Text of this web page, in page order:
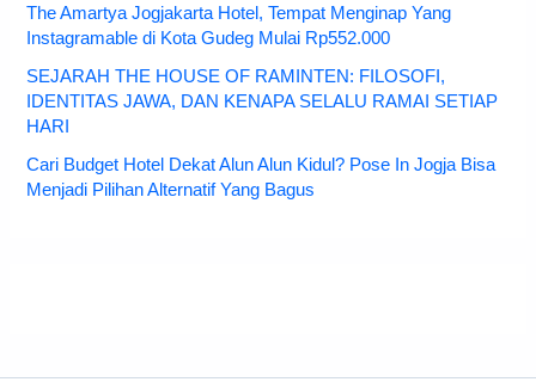
The Amartya Jogjakarta Hotel, Tempat Menginap Yang
Instagramable di Kota Gudeg Mulai Rp552.000
SEJARAH THE HOUSE OF RAMINTEN: FILOSOFI,
IDENTITAS JAWA, DAN KENAPA SELALU RAMAI SETIAP
HARI
Cari Budget Hotel Dekat Alun Alun Kidul? Pose In Jogja Bisa
Menjadi Pilihan Alternatif Yang Bagus